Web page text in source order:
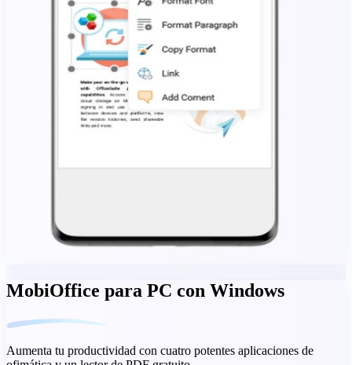
MobiOffice para PC con Windows
Aumenta tu productividad con cuatro potentes aplicaciones de